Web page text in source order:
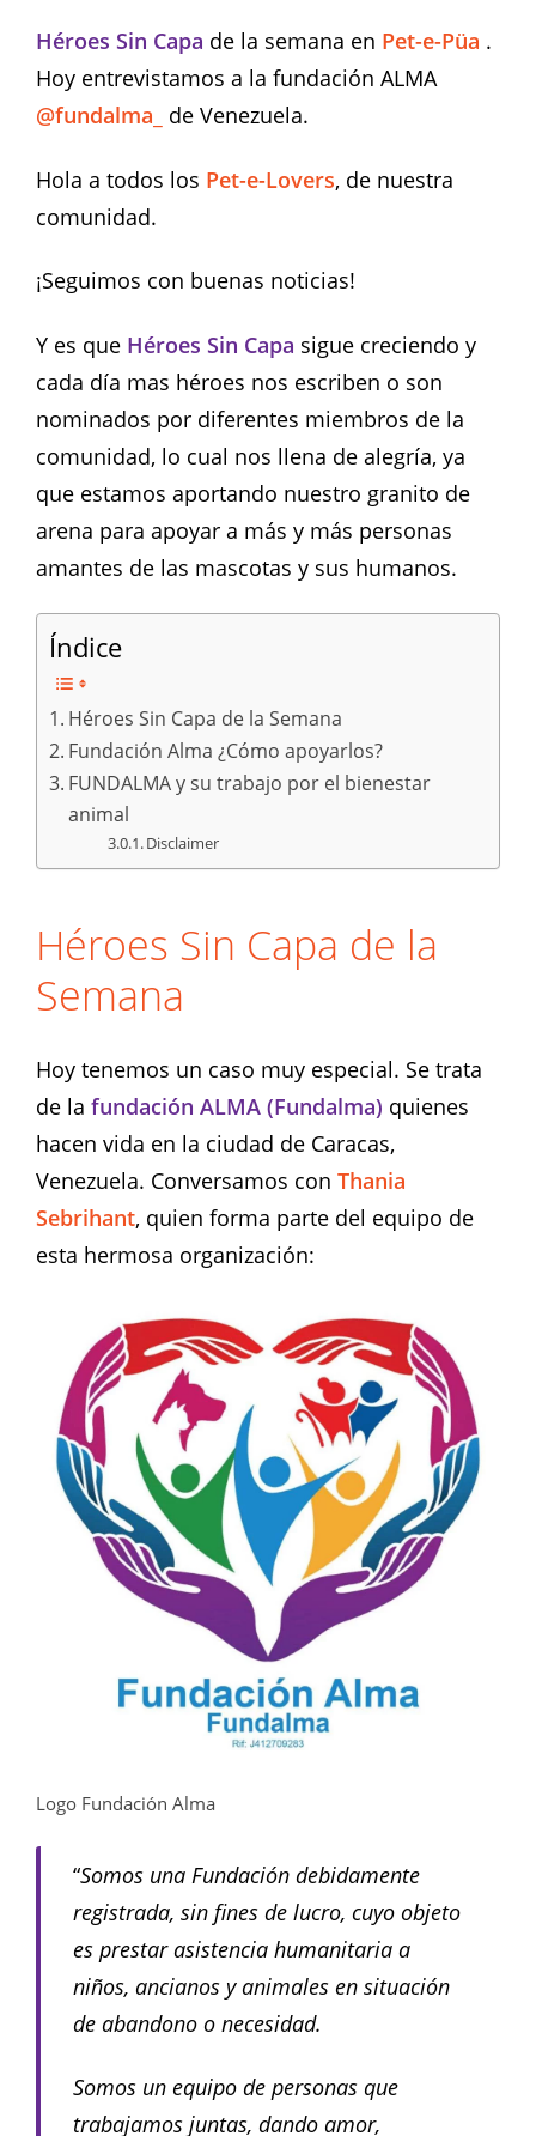
Héroes Sin Capa de la semana en Pet-e-Püa .
Hoy entrevistamos a la fundación ALMA
@fundalma_
de Venezuela.
Hola a todos los Pet-e-Lovers, de nuestra
comunidad.
¡Seguimos con buenas noticias!
Y es que Héroes Sin Capa sigue creciendo y
cada día mas héroes nos escriben o son
nominados por diferentes miembros de la
comunidad, lo cual nos llena de alegría, ya
que estamos aportando nuestro granito de
arena para apoyar a más y más personas
amantes de las mascotas y sus humanos.
Índice
Héroes Sin Capa de la Semana
Fundación Alma ¿Cómo apoyarlos?
FUNDALMA y su trabajo por el bienestar
animal
Disclaimer
Héroes Sin Capa de la
Semana
Hoy tenemos un caso muy especial. Se trata
de la fundación ALMA (Fundalma) quienes
hacen vida en la ciudad de Caracas,
Venezuela. Conversamos con Thania
Sebrihant, quien forma parte del equipo de
esta hermosa organización:
Logo Fundación Alma
“Somos una Fundación debidamente
registrada, sin fines de lucro, cuyo objeto
es prestar asistencia humanitaria a
niños, ancianos y animales en situación
de abandono o necesidad.
Somos un equipo de personas que
trabajamos juntas, dando amor,